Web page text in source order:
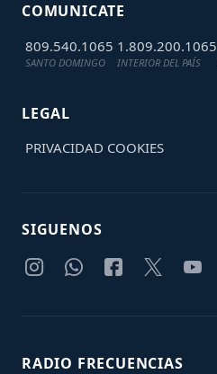
COMUNICATE
809.540.1065
SANTO DOMINGO
1.809.200.1065
INTERIOR DEL PAÍS
LEGAL
PRIVACIDAD COOKIES
SIGUENOS
RADIO FRECUENCIAS